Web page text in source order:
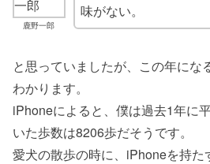
鹿野一郎
味がない。
と思っていましたが、この年にな
わかります。
iPhoneによると、僕は過去1年に
いた歩数は8206歩だそうです。
愛犬の散歩の時に、iPhoneを持た